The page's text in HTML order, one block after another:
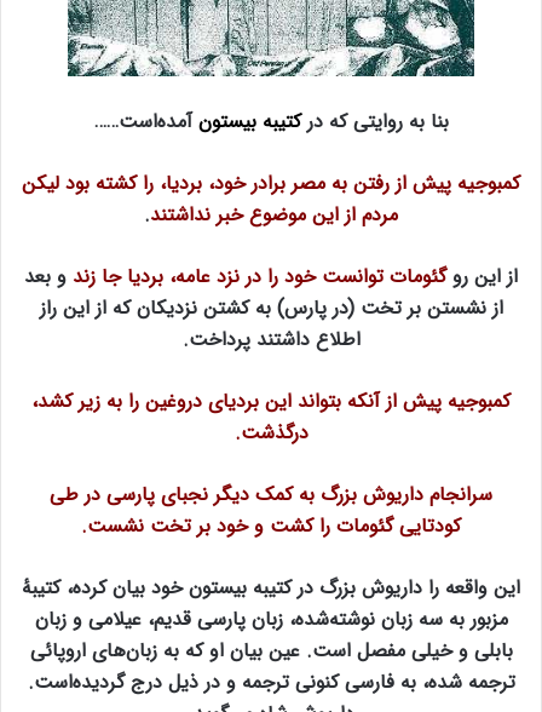
بنا به روایتی که درکتیبه بیستونآمده‌است……
کمبوجیه پیش از رفتن به مصر برادر خود، بردیا، را کشته بود لیکن
مردم از این موضوع خبر نداشتند.
از این رو گئومات توانست خود را در نزد عامه، بردیا جا زند و بعد
از نشستن بر تخت (در پارس) به کشتن نزدیکان که از این راز
اطلاع داشتند پرداخت.
کمبوجیه پیش از آنکه بتواند این بردیای دروغین را به زیر کشد،
درگذشت.
سرانجام داریوش بزرگ به کمک دیگر نجبای پارسی در طی
کودتایی گئومات را کشت و خود بر تخت نشست.
این واقعه را داریوش بزرگ در کتیبه بیستون خود بیان کرده، کتیبهٔ
مزبور به سه زبان نوشته‌شده، زبان پارسی قدیم، عیلامی و زبان
بابلی و خیلی مفصل است. عین بیان او که به زبان‌های اروپائی
ترجمه شده، به فارسی کنونی ترجمه و در ذیل درج گردیده‌است.